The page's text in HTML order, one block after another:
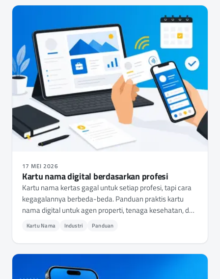
17 MEI 2026
Kartu nama digital berdasarkan profesi
Kartu nama kertas gagal untuk setiap profesi, tapi cara
kegagalannya berbeda-beda. Panduan praktis kartu
nama digital untuk agen properti, tenaga kesehatan, dan
konsultan - apa yang perlu dibagikan, apa yang perlu
Kartu Nama Industri Panduan